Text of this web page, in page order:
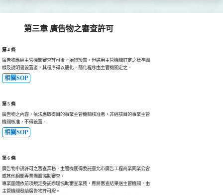
第三章 廣告物之審查許可
第 4 條
廣告物應經主管機關審查許可後，始得設置。但選用主管機關訂定之標準圖
樣及說明書設置者，其程序得以簡化，簡化程序由主管機關定之。
相關SOP
第 5 條
廣告物之內容，依法應取得目的事業主管機關核准者，非經該目的事業主管
機關核准，不得設置。
相關SOP
第 6 條
廣告物申請許可之審查業務，主管機關得委託臺北市廣告工程商業同業公會
或其他相關專業團體協助審查。
專業團體依前項規定受託辦理協助審查業務，應將審查結果送主管機關，由
主管機關發給廣告物許可證。